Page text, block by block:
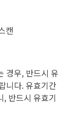
캔
경우, 반드시 유
니다. 유효기간
, 반드시 유효기